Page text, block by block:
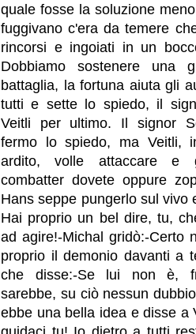
quale fosse la soluzione
fuggivano c'era da temere
rincorsi e ingoiati in un
Dobbiamo sostenere una
battaglia, la fortuna aiuta gli
tutti e sette lo spiedo, il
Veitli per ultimo. Il signor
fermo lo spiedo, ma Veitli,
ardito, volle attaccare e
combatter dovete oppure
Hans seppe pungerlo sul vivo
Hai proprio un bel dire, tu,
ad agire!-Michal gridò:-Certo
proprio il demonio davanti a
che disse:-Se lui non è,
sarebbe, su ciò nessun
ebbe una bella idea e disse a